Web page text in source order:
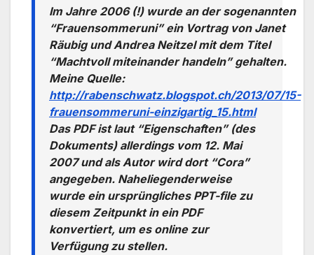
Im Jahre 2006 (!) wurde an der sogenannten
“Frauensommeruni” ein Vortrag von Janet
Räubig und Andrea Neitzel mit dem Titel
“Machtvoll miteinander handeln” gehalten.
Meine Quelle:
http://rabenschwatz.blogspot.ch/2013/07/15-
frauensommeruni-einzigartig_15.html
Das PDF ist laut “Eigenschaften” (des
Dokuments) allerdings vom 12. Mai
2007 und als Autor wird dort “Cora”
angegeben. Naheliegenderweise
wurde ein ursprüngliches PPT-file zu
diesem Zeitpunkt in ein PDF
konvertiert, um es online zur
Verfügung zu stellen.